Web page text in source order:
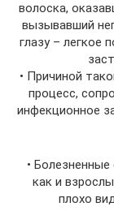
волоска,
вызывавший
глазу – легкое
• Причиной
процесс,
инфекционное
•
как и
плохо